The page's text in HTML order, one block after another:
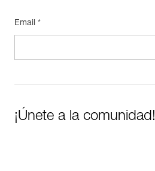
Email *
¡Únete a la comunidad!